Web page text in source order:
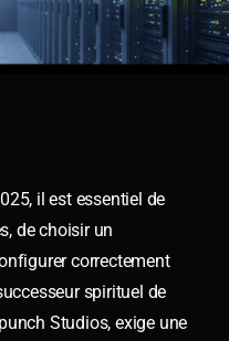
il est essentiel de
de choisir un
correctement
spirituel de
Studios, exige une